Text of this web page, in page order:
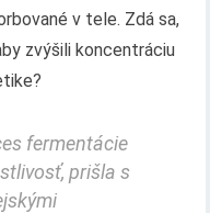
v tele. Zdá sa,
zvýšili koncentráciu
fermentácie
prišla s